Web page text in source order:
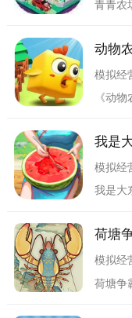
动物
模拟经
我是
模拟经
荷塘
模拟经